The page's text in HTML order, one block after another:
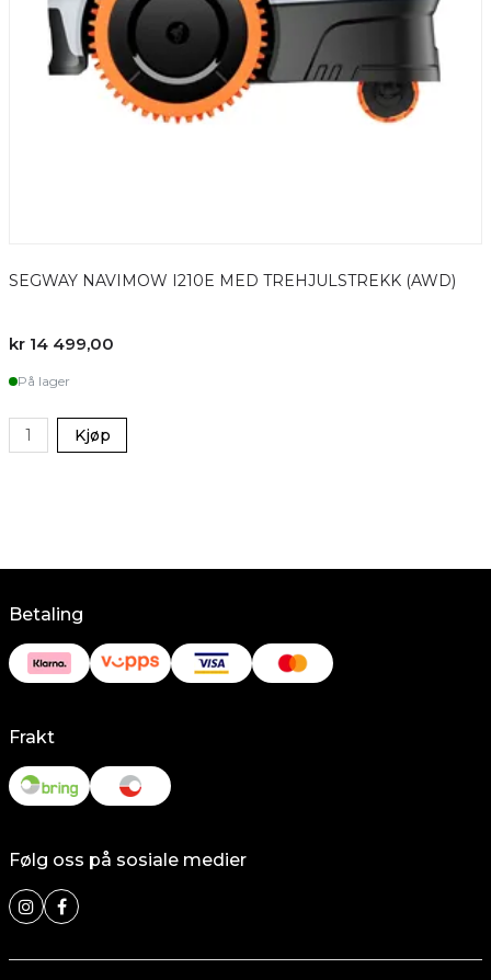
SEGWAY NAVIMOW I210E MED TREHJULSTREKK (AWD)
kr 14 499,00
På lager
Kjøp
Betaling
Frakt
Følg oss på sosiale medier